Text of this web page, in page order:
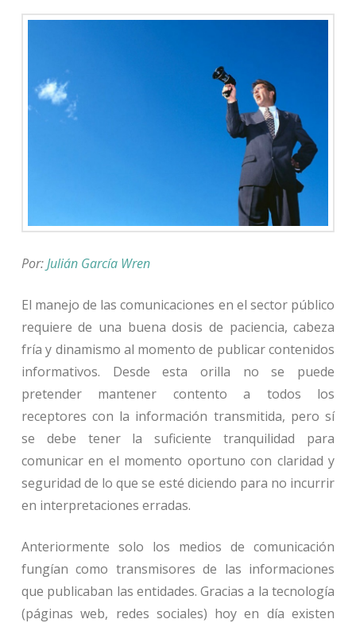
Por:Julián García Wren
El manejo de las comunicaciones en el sector público
requiere de una buena dosis de paciencia, cabeza
fría y dinamismo al momento de publicar contenidos
informativos. Desde esta orilla no se puede
pretender mantener contento a todos los
receptores con la información transmitida, pero sí
se debe tener la suficiente tranquilidad para
comunicar en el momento oportuno con claridad y
seguridad de lo que se esté diciendo para no incurrir
en interpretaciones erradas.
Anteriormente solo los medios de comunicación
fungían como transmisores de las informaciones
que publicaban las entidades. Gracias a la tecnología
(páginas web, redes sociales) hoy en día existen